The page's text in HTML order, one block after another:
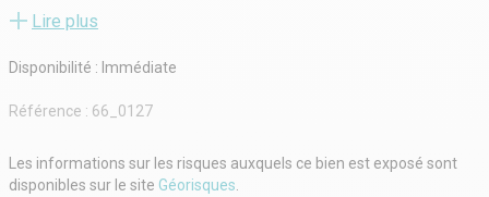
Grande vitrine possible avec entrée commerciale et porte de
stationnement en foisonnement pour votre clientèle.
face du nouveau Quick du Polygone Nord!
Lire plus
Disponibilité : Immédiate
Référence : 66_0127
Les informations sur les risques auxquels ce bien est exposé sont
disponibles sur le site Géorisques.